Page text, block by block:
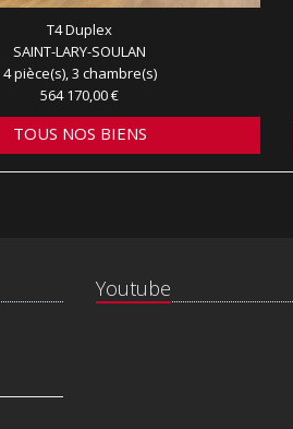
T4 Duplex
SAINT-LARY-SOULAN
4 pièce(s), 3 chambre(s)
564 170,00 €
TOUS NOS BIENS
Youtube